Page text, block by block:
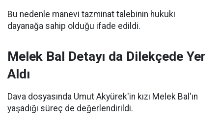
Bu nedenle manevi tazminat talebinin hukuki
dayanağa sahip olduğu ifade edildi.
Melek Bal Detayı da Dilekçede Yer
Aldı
Dava dosyasında Umut Akyürek'in kızı Melek Bal'ın
yaşadığı süreç de değerlendirildi.